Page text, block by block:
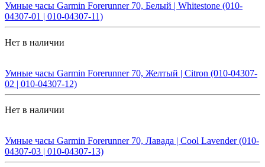
Умные часы Garmin Forerunner 70, Белый | Whitestone (010-
04307-01 | 010-04307-11)
Нет в наличии
Умные часы Garmin Forerunner 70, Желтый | Citron (010-04307-
02 | 010-04307-12)
Нет в наличии
Умные часы Garmin Forerunner 70, Лавада | Cool Lavender (010-
04307-03 | 010-04307-13)